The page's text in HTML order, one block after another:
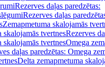
Rezerves daļas paredzētas:
Rezerves daļas
Zemapmetuma skalojamās
skalojamās tvertnesRezerves
skalojamās tvertnesOmega
daļas paredzētas: Omega
Delta zemapmetuma